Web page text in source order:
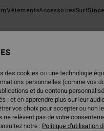
VêtementsAccessoiresSurf
des cookies ou une technologie
personnelles (comme vos
et du contenu
; et en apprendre plus sur leur
vos choix pour accepter ou non
relèvent pas de votre
notre : Politique d'utilisation